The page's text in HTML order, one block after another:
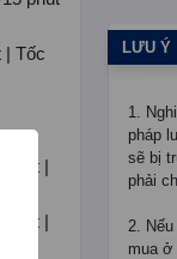
| Tốc
phút |
|
LƯU Ý
1.
pháp
sẽ bị
phải
2.
mua ở